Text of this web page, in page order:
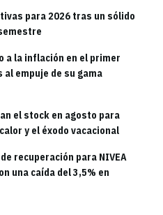
para 2026 tras un sólido
a la inflación en el primer
empuje de su gama
el stock en agosto para
y el éxodo vacacional
recuperación para NIVEA
una caída del 3,5% en